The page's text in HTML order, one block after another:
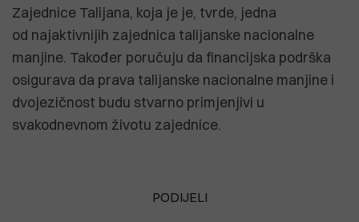
Zajednice Talijana, koja je je, tvrde, jedna
od najaktivnijih zajednica talijanske nacionalne
manjine. Također poručuju da financijska podrška
osigurava da prava talijanske nacionalne manjine i
dvojezičnost budu stvarno primjenjivi u
svakodnevnom životu zajednice.
PODIJELI